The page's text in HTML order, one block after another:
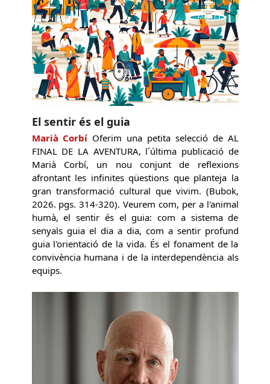
El sentir és el guia
Marià Corbí Oferim una petita selecció de AL
FINAL DE LA AVENTURA, l´última publicació de
Marià Corbí, un nou conjunt de reflexions
afrontant les infinites qüestions que planteja la
gran transformació cultural que vivim. (Bubok,
2026. pgs. 314-320). Veurem com, per a l'animal
humà, el sentir és el guia: com a sistema de
senyals guia el dia a dia, com a sentir profund
guia l'orientació de la vida. És el fonament de la
convivència humana i de la interdependència als
equips.